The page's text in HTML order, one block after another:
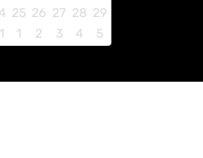
25 26 27 28 29
1 2 3 4 5